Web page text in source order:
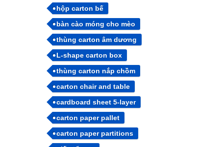
hộp carton bế
bàn cào móng cho mèo
thùng carton âm dương
L-shape carton box
thùng carton nắp chồm
carton chair and table
cardboard sheet 5-layer
carton paper pallet
carton paper partitions